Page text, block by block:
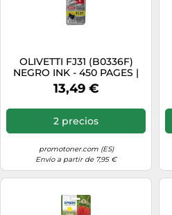
OLIVETTI FJ31 (B0336F)
NEGRO INK - 450 PAGES |
PARA FAX LAB 105
13,49 €
2 precios
promotoner.com (ES)
Envío a partir de 7,95 €